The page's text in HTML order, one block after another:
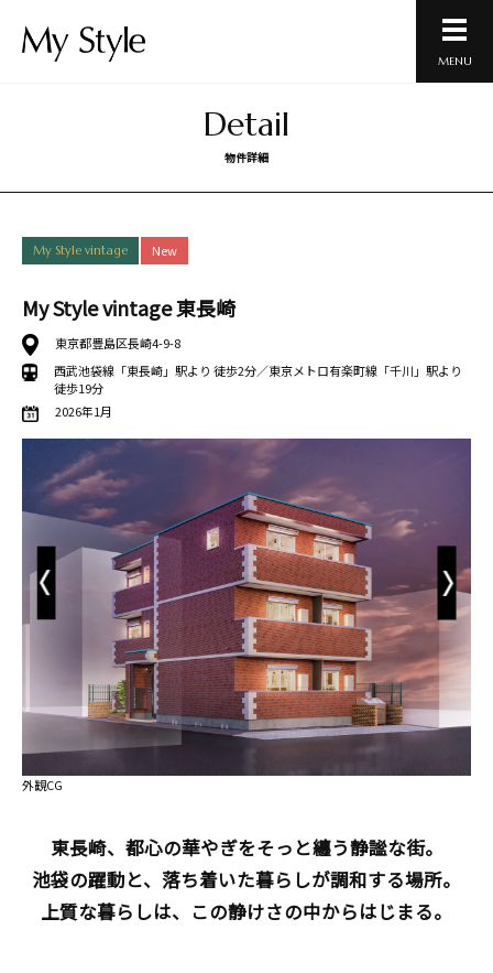
MENU
Detail
物件詳細
My Style vintage New
My Style vintage 東長崎
東京都豊島区長崎4-9-8
西武池袋線「東長崎」駅より 徒歩2分／東京メトロ有楽町線「千川」駅より
徒歩19分
2026年1月
Previous
外観CG
Next
東長崎、都心の華やぎをそっと纏う静謐な街。
池袋の躍動と、落ち着いた暮らしが調和する場所。
上質な暮らしは、この静けさの中からはじまる。